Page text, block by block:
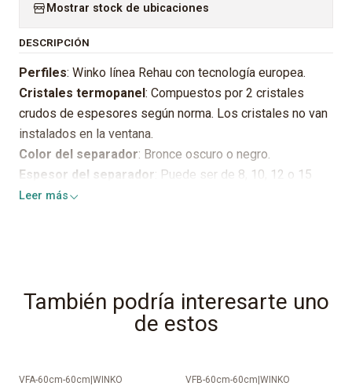
Mostrar stock de ubicaciones
DESCRIPCIÓN
Perfiles: Winko línea Rehau con tecnología europea.
Cristales termopanel: Compuestos por 2 cristales
crudos de espesores según norma. Los cristales no van
instalados en la ventana.
Color del separador: Bronce oscuro o negro.
Espesor del separador: Puede ser de 8, 10, 12 o 15
mm según stock y requerimiento técnico de la línea y
deflectores para drenajes de agua.
: Al ser productos fabricados a medida,
aproximadamente desde la fecha que se valida el pago.
Leer más
También podría interesarte uno
de estos
VFA-60cm-60cm WINKO VFB-60cm-60cm WINKO